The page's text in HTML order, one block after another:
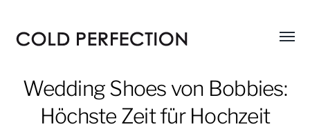
PERFECTION
Menü
Wedding Shoes von Bobbies:
Höchste Zeit für Hochzeit